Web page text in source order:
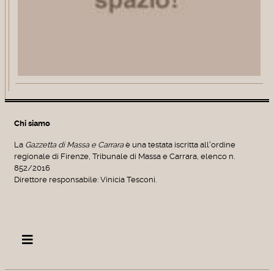
Chi siamo
La Gazzetta di Massa e Carraraè una testata iscritta all'ordine
regionale di Firenze, Tribunale di Massa e Carrara, elenco n.
852/2016
Direttore responsabile: Vinicia Tesconi.